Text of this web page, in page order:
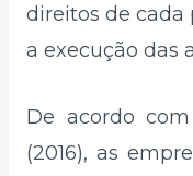
direitos de cada
a execução das
De acordo
(2016), as